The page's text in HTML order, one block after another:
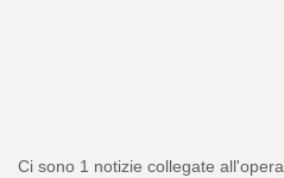
Ci sono 1 notizie collegate all'opera.